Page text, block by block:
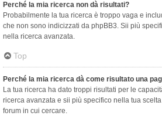
Perché la mia ricerca non dà risultati?
Probabilmente la tua ricerca è troppo vaga e
che non sono indicizzati da phpBB3. Sii più
nella ricerca avanzata.
Top
Perché la mia ricerca dà come risultato una
La tua ricerca ha dato troppi risultati per le
ricerca avanzata e sii più specifico nella tua
forum in cui cercare.